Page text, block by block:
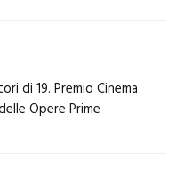
di 19. Premio Cinema
Opere Prime